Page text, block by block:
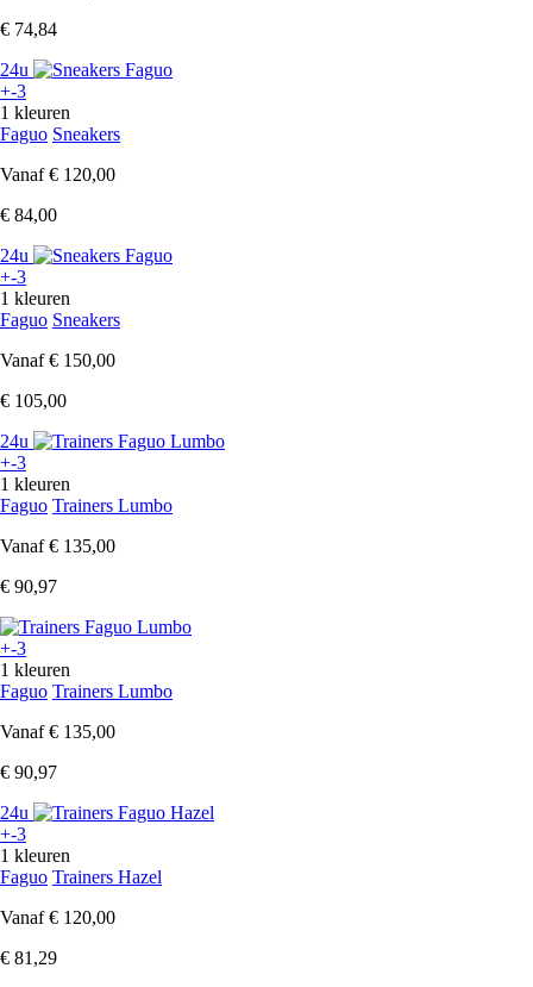
€ 74,84
24u
+-3
1 kleuren
Faguo Sneakers
Vanaf € 120,00
€ 84,00
24u
+-3
1 kleuren
Faguo Sneakers
Vanaf € 150,00
€ 105,00
24u
+-3
1 kleuren
Faguo Trainers Lumbo
Vanaf € 135,00
€ 90,97
+-3
1 kleuren
Faguo Trainers Lumbo
Vanaf € 135,00
€ 90,97
24u
+-3
1 kleuren
Faguo Trainers Hazel
Vanaf € 120,00
€ 81,29